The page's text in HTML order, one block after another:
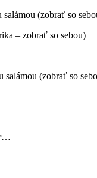
(zobrať so
– zobrať so sebou)
salámou (zobrať so